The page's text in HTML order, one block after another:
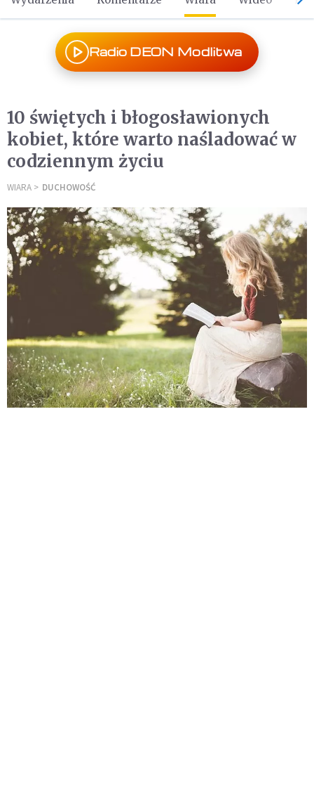
Radio DEON Modlitwa
10 świętych i błogosławionych
kobiet, które warto naśladować w
codziennym życiu
WIARA DUCHOWOŚĆ